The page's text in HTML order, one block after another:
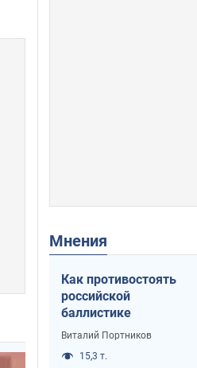
Мнения
Как противостоять
российской
баллистике
Виталий Портников
15,3 т.